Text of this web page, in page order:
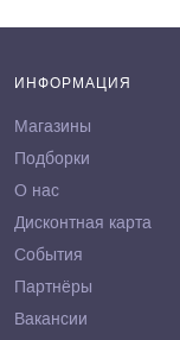
ИНФОРМАЦИЯ
Магазины
Подборки
О нас
Дисконтная карта
События
Партнёры
Вакансии